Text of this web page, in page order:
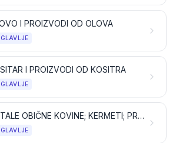
I PROIZVODI OD OLOVA
I PROIZVODI OD KOSITRA
OSTALE OBIČNE KOVINE; KERMETI; PROIZVODI OD NJIH